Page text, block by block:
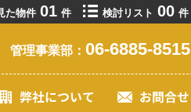
た物件 01 件 検討リスト 00 件
管理事業部： 06-6885-8515